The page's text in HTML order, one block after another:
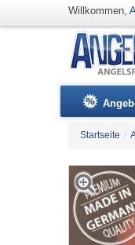
Willkommen,
Startseite /